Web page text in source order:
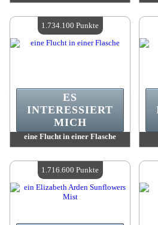
Verfügbare Menge:4
eine Flucht in einer Flasche
Verfügbare Menge:4
ES
INTERESSIERT
MICH
1.734.100 Punkte
1.716.600 Punkte